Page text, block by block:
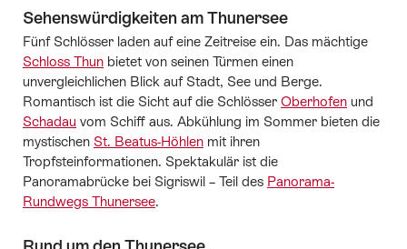
Sehenswürdigkeiten am Thunersee
Fünf Schlösser laden auf eine Zeitreise ein. Das mächtige
Schloss Thun bietet von seinen Türmen einen
unvergleichlichen Blick auf Stadt, See und Berge.
Romantisch ist die Sicht auf die Schlösser Oberhofen und
Schadau vom Schiff aus. Abkühlung im Sommer bieten die
mystischen St. Beatus-Höhlen mit ihren
Tropfsteinformationen. Spektakulär ist die
Panoramabrücke bei Sigriswil – Teil des Panorama-
Rundwegs Thunersee.